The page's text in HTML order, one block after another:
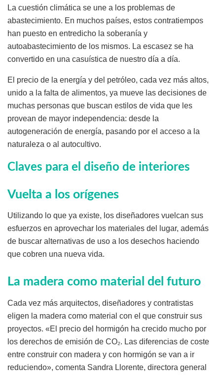
La cuestión climática se une a los problemas de
abastecimiento. En muchos países, estos contratiempos
han puesto en entredicho la soberanía y
autoabastecimiento de los mismos. La escasez se ha
convertido en una casuística de nuestro día a día.
El precio de la energía y del petróleo, cada vez más altos,
unido a la falta de alimentos, ya mueve las decisiones de
muchas personas que buscan estilos de vida que les
provean de mayor independencia: desde la
autogeneración de energía, pasando por el acceso a la
naturaleza o al autocultivo.
Claves para el diseño de interiores
Vuelta a los orígenes
Utilizando lo que ya existe, los diseñadores vuelcan sus
esfuerzos en aprovechar los materiales del lugar, además
de buscar alternativas de uso a los desechos haciendo
que cobren una nueva vida.
La madera como material del futuro
Cada vez más arquitectos, diseñadores y contratistas
eligen la madera como material con el que construir sus
proyectos. «El precio del hormigón ha crecido mucho por
los derechos de emisión de CO₂. Las diferencias de coste
entre construir con madera y con hormigón se van a ir
reduciendo», comenta Sandra Llorente, directora general